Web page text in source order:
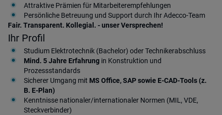
Attraktive Prämien für Mitarbeiterempfehlungen
Persönliche Betreuung und Support durch Ihr Adecco-Team
Fair. Transparent. Kollegial. - unser Versprechen!
Ihr Profil
Studium Elektrotechnik (Bachelor) oder Technikerabschluss
Mind. 5 Jahre Erfahrung in Konstruktion und
Prozessstandards
Sicherer Umgang mit MS Office, SAP sowie E-CAD-Tools (z.
B. E-Plan)
Kenntnisse nationaler/internationaler Normen (MIL, VDE,
Steckverbinder)